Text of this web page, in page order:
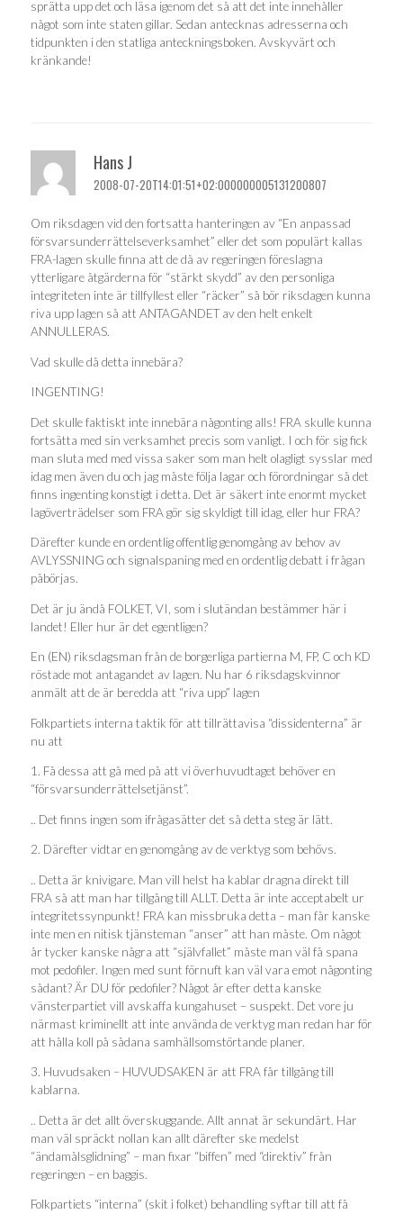
sprätta upp det och läsa igenom det så att det inte innehåller
något som inte staten gillar. Sedan antecknas adresserna och
tidpunkten i den statliga anteckningsboken. Avskyvärt och
kränkande!
Hans J
2008-07-20T14:01:51+02:000000005131200807
Om riksdagen vid den fortsatta hanteringen av “En anpassad
försvarsunderrättelseverksamhet” eller det som populärt kallas
FRA-lagen skulle finna att de då av regeringen föreslagna
ytterligare åtgärderna för “stärkt skydd” av den personliga
integriteten inte är tillfyllest eller “räcker” så bör riksdagen kunna
riva upp lagen så att ANTAGANDET av den helt enkelt
ANNULLERAS.
Vad skulle då detta innebära?
INGENTING!
Det skulle faktiskt inte innebära någonting alls! FRA skulle kunna
fortsätta med sin verksamhet precis som vanligt. I och för sig fick
man sluta med med vissa saker som man helt olagligt sysslar med
idag men även du och jag måste följa lagar och förordningar så det
finns ingenting konstigt i detta. Det är säkert inte enormt mycket
lagöverträdelser som FRA gör sig skyldigt till idag, eller hur FRA?
Därefter kunde en ordentlig offentlig genomgång av behov av
AVLYSSNING och signalspaning med en ordentlig debatt i frågan
påbörjas.
Det är ju ändå FOLKET, VI, som i slutändan bestämmer här i
landet! Eller hur är det egentligen?
En (EN) riksdagsman från de borgerliga partierna M, FP, C och KD
röstade mot antagandet av lagen. Nu har 6 riksdagskvinnor
anmält att de är beredda att “riva upp” lagen
Folkpartiets interna taktik för att tillrättavisa “dissidenterna” är
nu att
1. Få dessa att gå med på att vi överhuvudtaget behöver en
“försvarsunderrättelsetjänst”.
.. Det finns ingen som ifrågasätter det så detta steg är lätt.
2. Därefter vidtar en genomgång av de verktyg som behövs.
.. Detta är knivigare. Man vill helst ha kablar dragna direkt till
FRA så att man har tillgång till ALLT. Detta är inte acceptabelt ur
integritetssynpunkt! FRA kan missbruka detta – man får kanske
inte men en nitisk tjänsteman “anser” att han måste. Om något
år tycker kanske några att “självfallet” måste man väl få spana
mot pedofiler. Ingen med sunt förnuft kan väl vara emot någonting
sådant? Är DU för pedofiler? Något år efter detta kanske
vänsterpartiet vill avskaffa kungahuset – suspekt. Det vore ju
närmast kriminellt att inte använda de verktyg man redan har för
att hålla koll på sådana samhällsomstörtande planer.
3. Huvudsaken – HUVUDSAKEN är att FRA får tillgång till
kablarna.
.. Detta är det allt överskuggande. Allt annat är sekundärt. Har
man väl spräckt nollan kan allt därefter ske medelst
“ändamålsglidning” – man fixar “biffen” med “direktiv” från
regeringen – en baggis.
Folkpartiets “interna” (skit i folket) behandling syftar till att få